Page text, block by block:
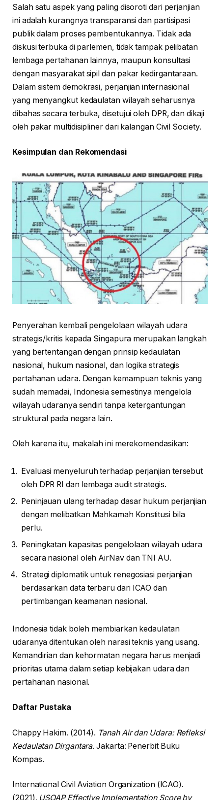
Salah satu aspek yang paling disoroti dari perjanjian
ini adalah kurangnya transparansi dan partisipasi
publik dalam proses pembentukannya. Tidak ada
diskusi terbuka di parlemen, tidak tampak pelibatan
lembaga pertahanan lainnya, maupun konsultasi
dengan masyarakat sipil dan pakar kedirgantaraan.
Dalam sistem demokrasi, perjanjian internasional
yang menyangkut kedaulatan wilayah seharusnya
dibahas secara terbuka, disetujui oleh DPR, dan dikaji
oleh pakar multidisipliner dari kalangan Civil Society.
Kesimpulan dan Rekomendasi
Penyerahan kembali pengelolaan wilayah udara
strategis/kritis kepada Singapura merupakan langkah
yang bertentangan dengan prinsip kedaulatan
nasional, hukum nasional, dan logika strategis
pertahanan udara. Dengan kemampuan teknis yang
sudah memadai, Indonesia semestinya mengelola
wilayah udaranya sendiri tanpa ketergantungan
struktural pada negara lain.
Oleh karena itu, makalah ini merekomendasikan:
Evaluasi menyeluruh terhadap perjanjian tersebut
oleh DPR RI dan lembaga audit strategis.
Peninjauan ulang terhadap dasar hukum perjanjian
dengan melibatkan Mahkamah Konstitusi bila
perlu.
Peningkatan kapasitas pengelolaan wilayah udara
secara nasional oleh AirNav dan TNI AU.
Strategi diplomatik untuk renegosiasi perjanjian
berdasarkan data terbaru dari ICAO dan
pertimbangan keamanan nasional.
Indonesia tidak boleh membiarkan kedaulatan
udaranya ditentukan oleh narasi teknis yang usang.
Kemandirian dan kehormatan negara harus menjadi
prioritas utama dalam setiap kebijakan udara dan
pertahanan nasional.
Daftar Pustaka
Chappy Hakim. (2014). Tanah Air dan Udara: Refleksi
Kedaulatan Dirgantara. Jakarta: Penerbit Buku
Kompas.
International Civil Aviation Organization (ICAO).
(2021). USOAP Effective Implementation Score by